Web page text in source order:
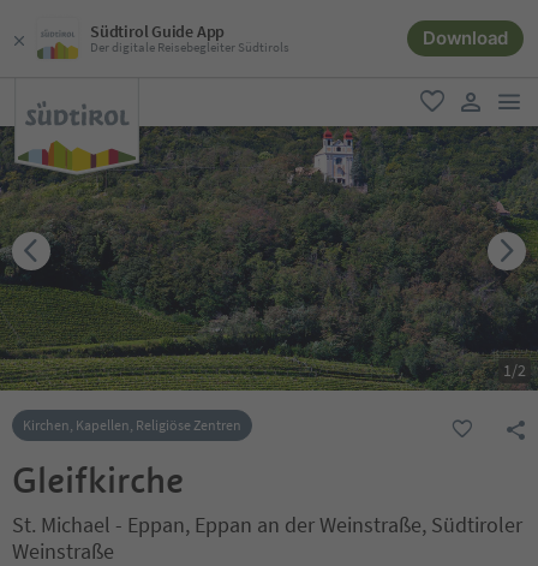
Südtirol Guide App
Der digitale Reisebegleiter Südtirols Download
favorit
user link
1/2
Kirchen, Kapellen, Religiöse Zentren
Gleifkirche
St. Michael - Eppan, Eppan an der Weinstraße, Südtiroler
Weinstraße